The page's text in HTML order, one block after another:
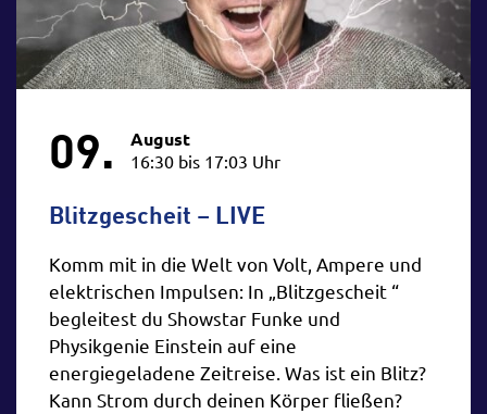
09. August
16:30 bis 17:03 Uhr
Blitzgescheit – LIVE
Komm mit in die Welt von Volt, Ampere und
elektrischen Impulsen: In „Blitzgescheit “
begleitest du Showstar Funke und
Physikgenie Einstein auf eine
energiegeladene Zeitreise. Was ist ein Blitz?
Kann Strom durch deinen Körper fließen?